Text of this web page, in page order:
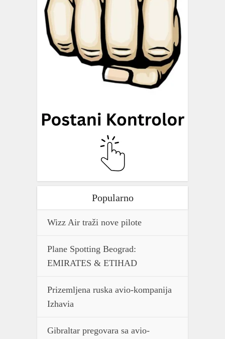
Popularno
Wizz Air traži nove pilote
Plane Spotting Beograd:
EMIRATES & ETIHAD
Prizemljena ruska avio-kompanija
Izhavia
Gibraltar pregovara sa avio-